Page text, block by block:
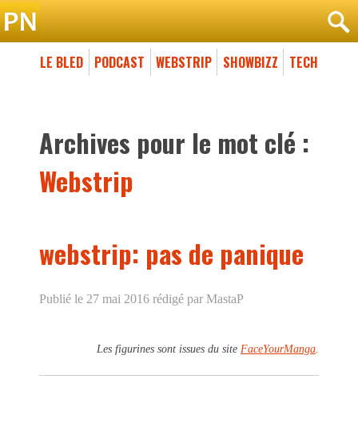
LE BLED PODCAST WEBSTRIP SHOWBIZZ TECH
Archives pour le mot clé :
Webstrip
webstrip: pas de panique
Publié le 27 mai 2016 rédigé par MastaP
Les figurines sont issues du site FaceYourManga